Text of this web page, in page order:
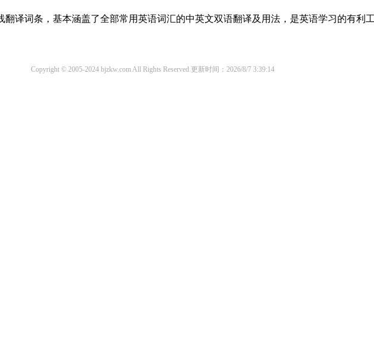
译词条，基本涵盖了全部常用英语词汇的中英文双语翻译及用法，是英语学习的有利工
Copyright © 2005-2024 bjzkw.com All Rights Reserved更新时间：2026/8/7 3:39:14